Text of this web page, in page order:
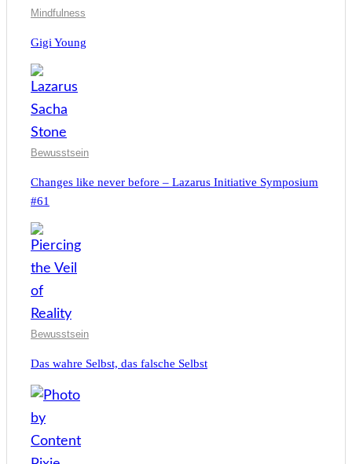
Mindfulness
Gigi Young
Bewusstsein
Changes like never before – Lazarus Initiative Symposium
#61
Bewusstsein
Das wahre Selbst, das falsche Selbst